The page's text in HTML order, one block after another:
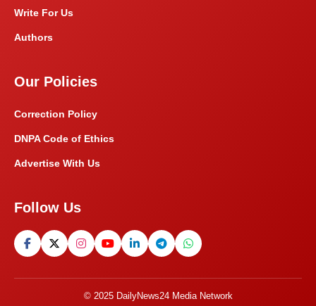
Write For Us
Authors
Our Policies
Correction Policy
DNPA Code of Ethics
Advertise With Us
Follow Us
© 2025 DailyNews24 Media Network